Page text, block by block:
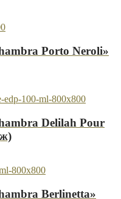
Porto Neroli»
Delilah Pour
Berlinetta»